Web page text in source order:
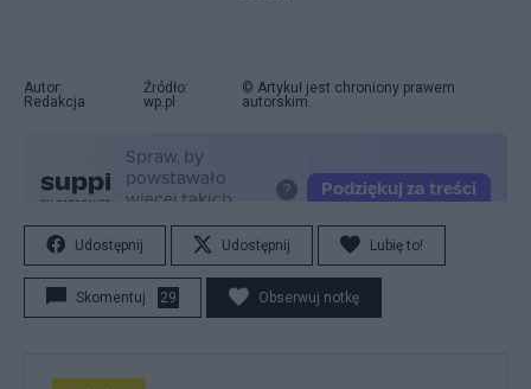
Autor:
Redakcja
Źródło:
wp.pl
© Artykuł jest chroniony prawem
autorskim.
Udostępnij Udostępnij Lubię to!
Skomentuj 29 Obserwuj notkę